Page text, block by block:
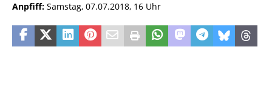
Anpfiff: Samstag, 07.07.2018, 16 Uhr